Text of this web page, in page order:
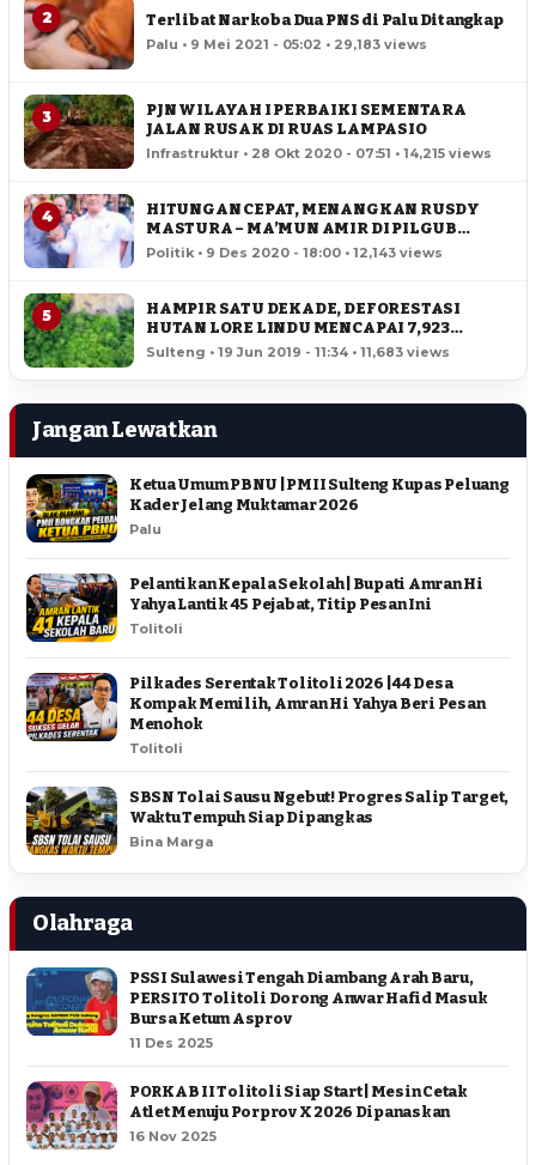
2 Terlibat Narkoba Dua PNS di Palu Ditangkap
Palu • 9 Mei 2021 - 05:02 • 29,183 views
3
PJN WILAYAH I PERBAIKI SEMENTARA
JALAN RUSAK DI RUAS LAMPASIO
Infrastruktur • 28 Okt 2020 - 07:51 • 14,215 views
4
HITUNGAN CEPAT, MENANGKAN RUSDY
MASTURA – MA’MUN AMIR DI PILGUB
SULTENG
Politik • 9 Des 2020 - 18:00 • 12,143 views
5
HAMPIR SATU DEKADE, DEFORESTASI
HUTAN LORE LINDU MENCAPAI 7,923
HEKTAR
Sulteng • 19 Jun 2019 - 11:34 • 11,683 views
Jangan Lewatkan
Ketua Umum PBNU | PMII Sulteng Kupas Peluang
Kader Jelang Muktamar 2026
Palu
Pelantikan Kepala Sekolah | Bupati Amran Hi
Yahya Lantik 45 Pejabat, Titip Pesan Ini
Tolitoli
Pilkades Serentak Tolitoli 2026 | 44 Desa
Kompak Memilih, Amran Hi Yahya Beri Pesan
Menohok
Tolitoli
SBSN Tolai Sausu Ngebut! Progres Salip Target,
Waktu Tempuh Siap Dipangkas
Bina Marga
Olahraga
PSSI Sulawesi Tengah Diambang Arah Baru,
PERSITO Tolitoli Dorong Anwar Hafid Masuk
Bursa Ketum Asprov
11 Des 2025
PORKAB II Tolitoli Siap Start | Mesin Cetak
Atlet Menuju Porprov X 2026 Dipanaskan
16 Nov 2025